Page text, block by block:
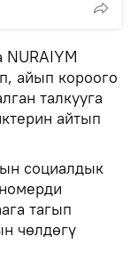
айып короого
талкууга
айтып
социалдык
тагып
чөлдөгү